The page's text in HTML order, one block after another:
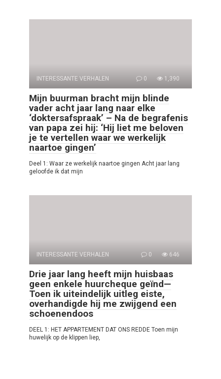
INTERESSANTE VERHALEN 0 1,390
Mijn buurman bracht mijn blinde
vader acht jaar lang naar elke
‘doktersafspraak’ – Na de begrafenis
van papa zei hij: ‘Hij liet me beloven
je te vertellen waar we werkelijk
naartoe gingen’
Deel 1: Waar ze werkelijk naartoe gingen Acht jaar lang
geloofde ik dat mijn
INTERESSANTE VERHALEN 0 646
Drie jaar lang heeft mijn huisbaas
geen enkele huurcheque geïnd—
Toen ik uiteindelijk uitleg eiste,
overhandigde hij me zwijgend een
schoenendoos
DEEL 1: HET APPARTEMENT DAT ONS REDDE Toen mijn
huwelijk op de klippen liep,